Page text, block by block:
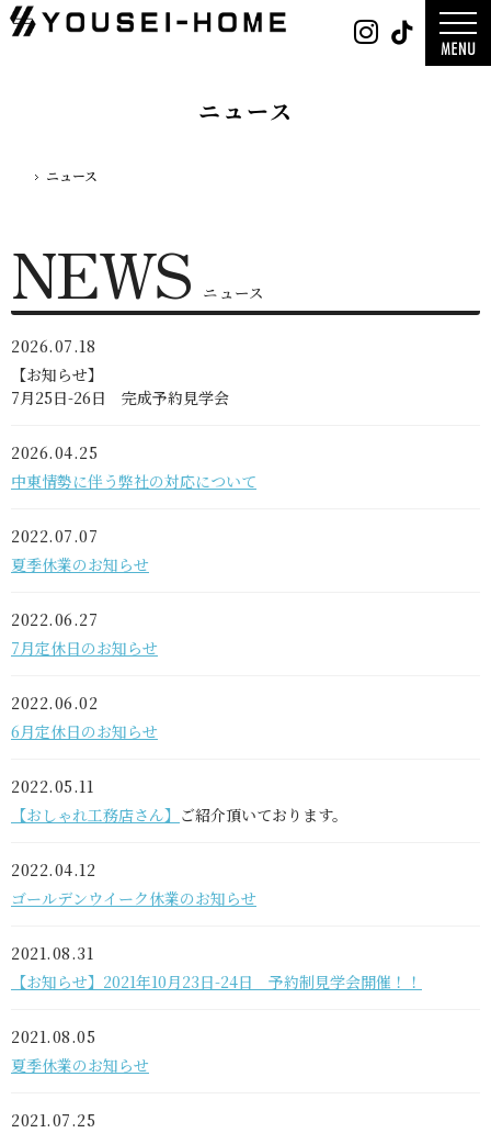
ニュース
ホーム
ニュース
ニュース
2026.07.18
【お知らせ】
7月25日-26日 完成予約見学会
2026.04.25
中東情勢に伴う弊社の対応について
2022.07.07
夏季休業のお知らせ
2022.06.27
7月定休日のお知らせ
2022.06.02
6月定休日のお知らせ
2022.05.11
【おしゃれ工務店さん】 ご紹介頂いております。
2022.04.12
ゴールデンウイーク休業のお知らせ
2021.08.31
【お知らせ】2021年10月23日-24日 予約制見学会開催！！
2021.08.05
夏季休業のお知らせ
2021.07.25
2026年
2025年
2024年
LUCE -ル
0800-
888-
2003
営業時
間9:30
～